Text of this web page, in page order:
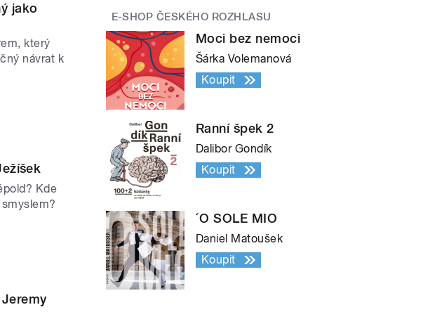
jako
který
návrat k
Kde
E-SHOP ČESKÉHO ROZHLASU
Moci bez nemoci
Šárka Volemanová
Koupit
Ranní špek 2
Dalibor Gondík
Koupit
´O SOLE MIO
Daniel Matoušek
Koupit